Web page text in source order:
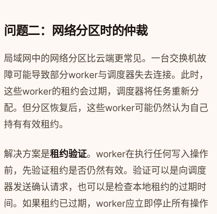
问题二：网络分区时的仲裁
局域网中的网络分区比云端更常见。一台交换机故
障可能导致部分worker与调度器失去连接。此时，
这些worker的租约会过期，调度器将任务重新分
配。但分区恢复后，这些worker可能仍然认为自己
持有有效租约。
解决方案是租约验证。worker在执行任何写入操作
前，先验证租约是否仍然有效。验证可以是向调度
器发送确认请求，也可以是检查本地租约的过期时
间。如果租约已过期，worker应立即停止所有操作